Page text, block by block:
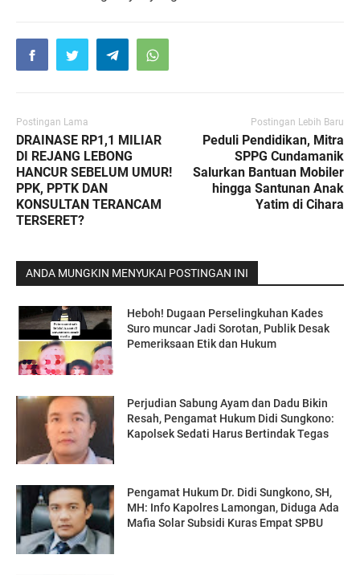
Postingan Lama
DRAINASE RP1,1 MILIAR
DI REJANG LEBONG
HANCUR SEBELUM UMUR!
PPK, PPTK DAN
KONSULTAN TERANCAM
TERSERET?
Postingan Lebih Baru
Peduli Pendidikan, Mitra
SPPG Cundamanik
Salurkan Bantuan Mobiler
hingga Santunan Anak
Yatim di Cihara
ANDA MUNGKIN MENYUKAI POSTINGAN INI
Heboh! Dugaan Perselingkuhan Kades
Suro muncar Jadi Sorotan, Publik Desak
Pemeriksaan Etik dan Hukum
Perjudian Sabung Ayam dan Dadu Bikin
Resah, Pengamat Hukum Didi Sungkono:
Kapolsek Sedati Harus Bertindak Tegas
Pengamat Hukum Dr. Didi Sungkono, SH,
MH: Info Kapolres Lamongan, Diduga Ada
Mafia Solar Subsidi Kuras Empat SPBU